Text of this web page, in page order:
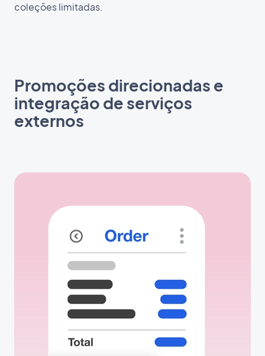
coleções limitadas.
Promoções direcionadas e
integração de serviços
externos